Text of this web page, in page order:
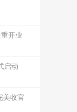
开业
启动
美收官